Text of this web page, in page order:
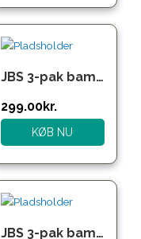
JBS 3-pak bambus underbukser/boxershorts blå multifarvet til herre.
299.00kr.
KØB NU
JBS 3-pak bambusboksershorts – blå nuancer – herre
oprindelige
var:
aktuelle
er: